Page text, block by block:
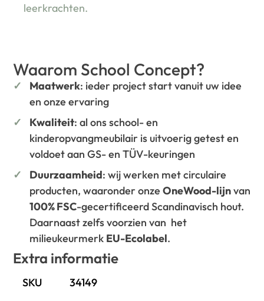
leerkrachten.
Waarom School Concept?
Maatwerk: ieder project start vanuit uw idee
en onze ervaring
Kwaliteit: al ons school- en
kinderopvangmeubilair is uitvoerig getest en
voldoet aan GS- en TÜV-keuringen
Duurzaamheid: wij werken met circulaire
producten, waaronder onzeOneWood-lijnvan
100% FSC-gecertificeerd Scandinavisch hout.
Daarnaast zelfs voorzien van het
milieukeurmerk EU-Ecolabel.
Extra informatie
SKU 34149